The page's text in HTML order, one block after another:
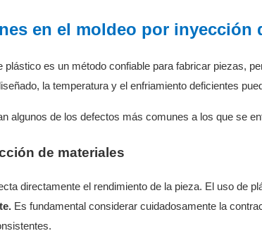
en el moldeo por inyección
plástico es un método confiable para fabricar piezas,
la temperatura y el enfriamiento deficientes
algunos de los defectos más comunes a los que se
de materiales
directamente el rendimiento de la pieza. El uso de
Es fundamental considerar cuidadosamente la